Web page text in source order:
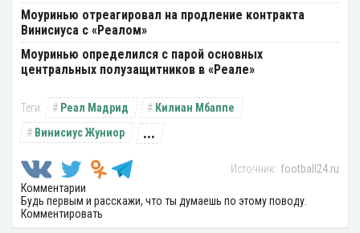
Моуринью отреагировал на продление контракта
Винисиуса с «Реалом»
Моуринью определился с парой основных
центральных полузащитников в «Реале»
Реал Мадрид
Килиан Мбаппе
Винисиус Жуниор
...
football24.ru
Комментарии
Будь первым и расскажи, что ты думаешь по этому поводу.
Комментировать